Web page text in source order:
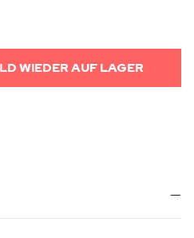
WIEDER AUF LAGER